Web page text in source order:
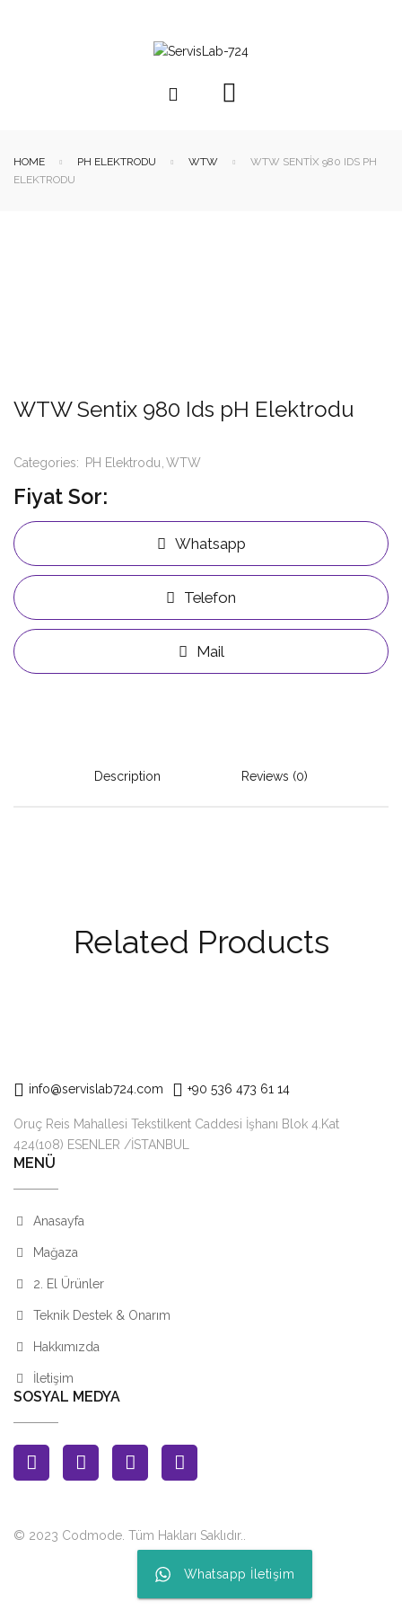
HOME PH ELEKTRODU WTW
WTW SENTIX 980 IDS PH
ELEKTRODU
WTW Sentix 980 Ids pH Elektrodu
Categories: PH Elektrodu WTW
Fiyat Sor:
Whatsapp
Telefon
Mail
Description Reviews (0)
Related Products
info@servislab724.com +90 536 473 61 14
Oruç Reis Mahallesi Tekstilkent Caddesi İşhanı Blok 4.Kat
424(108) ESENLER /İSTANBUL
MENÜ
Anasayfa
Mağaza
2. El Ürünler
Teknik Destek & Onarım
Hakkımızda
İletişim
SOSYAL MEDYA
© 2023 Codmode. Tüm Hakları Saklıdır.
Whatsapp İletişim